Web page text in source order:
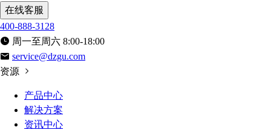
在线客服
400-888-3128
周一至周六 8:00-18:00
service@dzgu.com
资源
产品中心
解决方案
资讯中心